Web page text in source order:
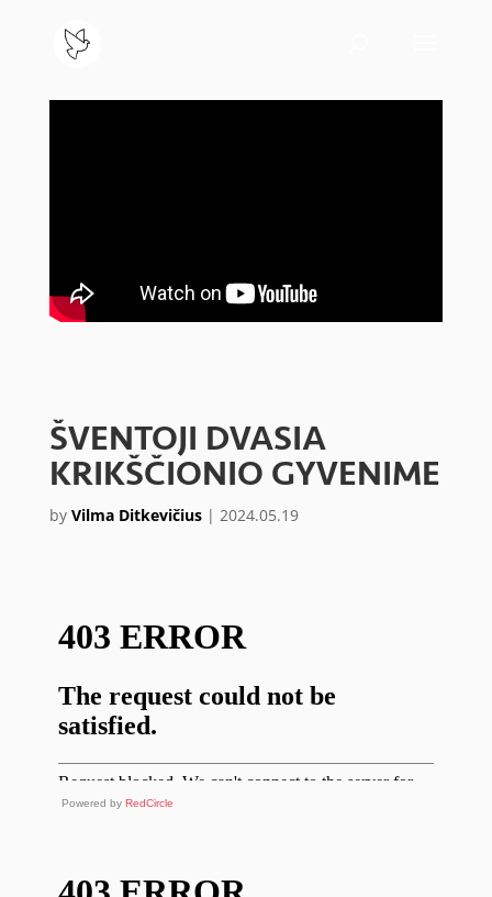
ŠVENTOJI DVASIA
KRIKŠČIONIO GYVENIME
by Vilma Ditkevičius| 2024.05.19
Powered by RedCircle